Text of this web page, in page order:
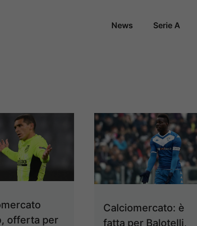
News Serie A
offerta per
Calciomercato: è
fatta per Balotelli,